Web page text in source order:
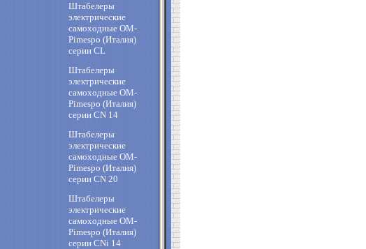
Штабелеры
электрические
самоходные OM-
Pimespo (Италия)
cерии CL
Штабелеры
электрические
самоходные OM-
Pimespo (Италия)
cерии CN 14
Штабелеры
электрические
самоходные OM-
Pimespo (Италия)
cерии CN 20
Штабелеры
электрические
самоходные OM-
Pimespo (Италия)
cерии CNi 14